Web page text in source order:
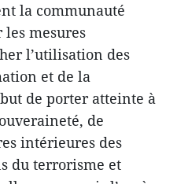
la communauté
mesures
l’utilisation des
et de la
de porter atteinte à
de
intérieures des
du terrorisme et